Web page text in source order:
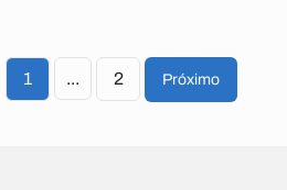
1 ... 2 Próximo